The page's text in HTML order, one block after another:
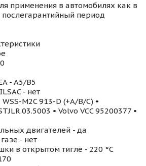
применения в автомобилях как в
послегарантийный период
- A5/B5
- нет
M2C 913-D (+A/B/C) •
• Volvo VCC 95200377 •
двигателей - да
- нет
в открытом тигле - 220 °С